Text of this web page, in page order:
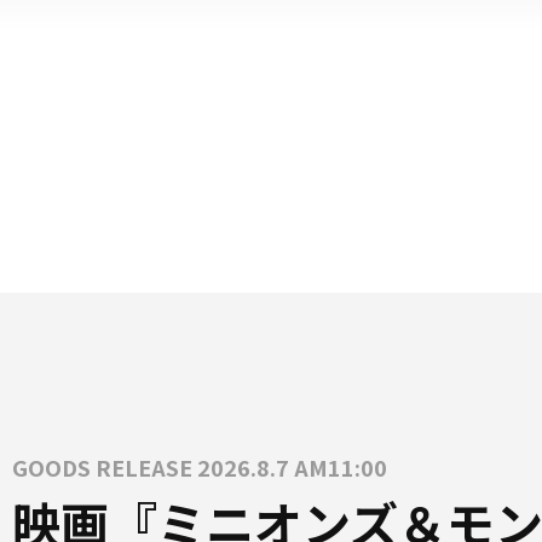
GOODS RELEASE 2026.8.7 AM11:00
映画『ミニオンズ＆モン